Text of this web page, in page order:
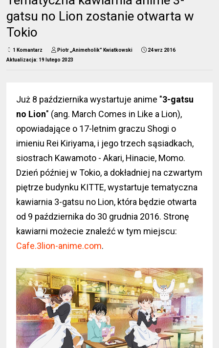
gatsu no Lion zostanie otwarta w
Tokio
1 Komantarz Piotr „Animeholik” Kwiatkowski
24 wrz 2016
Aktualizacja: 19 lutego 2023
Już 8 października wystartuje anime "3-gatsu
no Lion" (ang. March Comes in Like a Lion),
opowiadające o 17-letnim graczu Shogi o
imieniu Rei Kiriyama, i jego trzech sąsiadkach,
siostrach Kawamoto - Akari, Hinacie, Momo.
Dzień później w Tokio, a dokładniej na czwartym
piętrze budynku KITTE, wystartuje tematyczna
kawiarnia 3-gatsu no Lion, która będzie otwarta
od 9 października do 30 grudnia 2016. Stronę
kawiarni możecie znaleźć w tym miejscu:
Cafe.3lion-anime.com.